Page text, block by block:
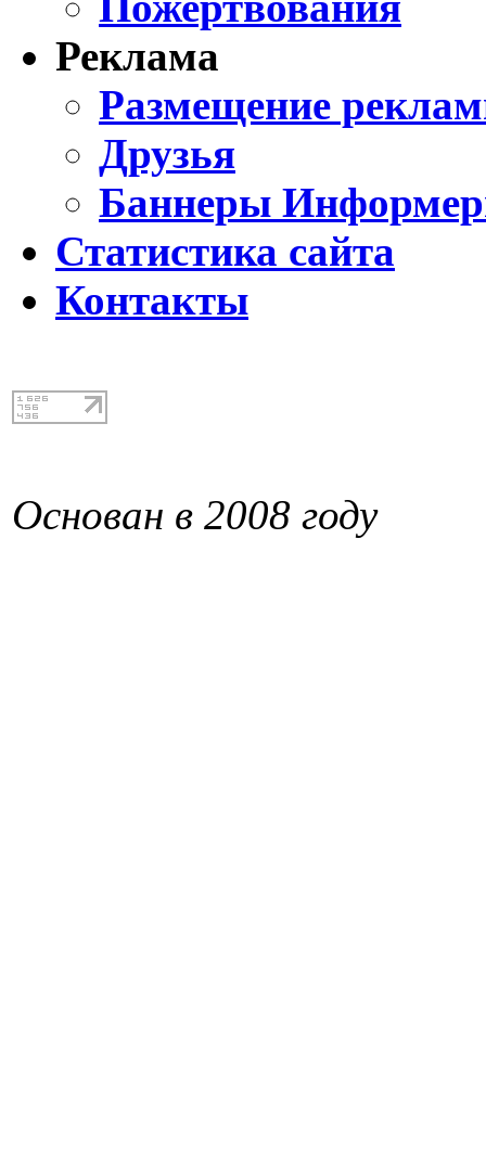
Реклама
Размещение
Друзья
Баннеры
Статистика сайта
Контакты
Основан в 2008 году